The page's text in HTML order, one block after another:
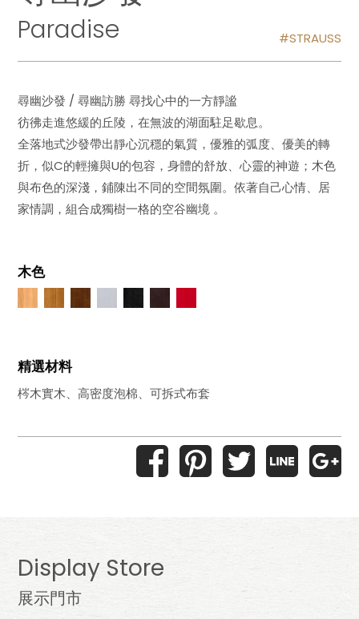
Paradise STRAUSS
尋幽沙發 / 尋幽訪勝 尋找心中的一方靜謐
彷彿走進悠緩的丘陵，在無波的湖面駐足歇息。
全落地式沙發帶出靜心沉穩的氣質，優雅的弧度、優美的轉
折，似C的輕擁與U的包容，身體的舒放、心靈的神遊；木色
與布色的深淺，鋪陳出不同的空間氛圍。依著自己心情、居
家情調，組合成獨樹一格的空谷幽境 。
木色
精選材料
梣木實木、高密度泡棉、可拆式布套
Display Store
展示門市